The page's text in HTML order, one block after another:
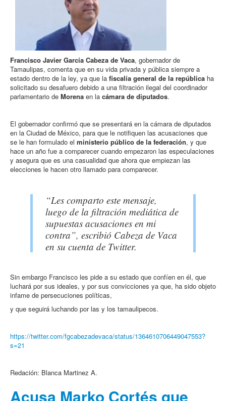
Francisco Javier García Cabeza de Vaca, gobernador de
Tamaulipas, comenta que en su vida privada y pública siempre a
estado dentro de la ley, ya que la fiscalía general de la república ha
solicitado su desafuero debido a una filtración ilegal del coordinador
parlamentario de Morena en la cámara de diputados.
El gobernador confirmó que se presentará en la cámara de diputados
en la Ciudad de México, para que le notifiquen las acusaciones que
se le han formulado el ministerio público de la federación, y que
hace un año fue a comparecer cuando empezaron las especulaciones
y asegura que es una casualidad que ahora que empiezan las
elecciones le hacen otro llamado para comparecer.
“Les comparto este mensaje,
luego de la filtración mediática de
supuestas acusaciones en mi
contra”, escribió Cabeza de Vaca
en su cuenta de Twitter.
Sin embargo Francisco les pide a su estado que confíen en él, que
luchará por sus ideales, y por sus convicciones ya que, ha sido objeto
infame de persecuciones políticas,
y que seguirá luchando por las y los tamaulipecos.
https://twitter.com/fgcabezadevaca/status/1364610706449047553?
s=21
Redación: Blanca Martinez A.
Acusa Marko Cortés que